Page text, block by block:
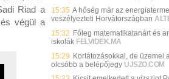
Riad a
végül a
15:35 A hőség már az
veszélyezteti Horvátországban
15:32 Főleg matematikatanárt és
iskolák FELVIDEK.MA
15:29 Korlátozásokkal, de üzemel
olcsóbb a belépőjegy UJSZO.COM